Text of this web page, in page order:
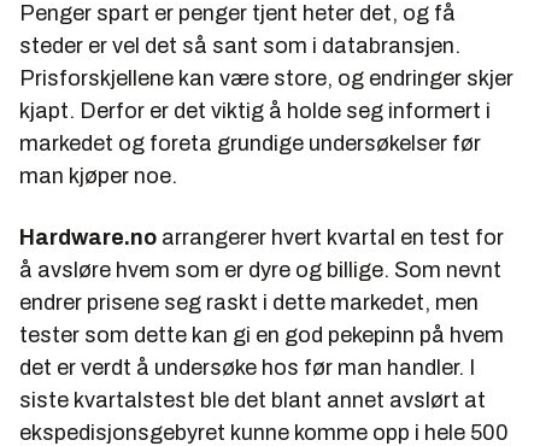
Penger spart er penger tjent heter det, og få
steder er vel det så sant som i databransjen.
Prisforskjellene kan være store, og endringer skjer
kjapt. Derfor er det viktig å holde seg informert i
markedet og foreta grundige undersøkelser før
man kjøper noe.
Hardware.no arrangerer hvert kvartal en test for
å avsløre hvem som er dyre og billige. Som nevnt
endrer prisene seg raskt i dette markedet, men
tester som dette kan gi en god pekepinn på hvem
det er verdt å undersøke hos før man handler. I
siste kvartalstest ble det blant annet avslørt at
ekspedisjonsgebyret kunne komme opp i hele 500